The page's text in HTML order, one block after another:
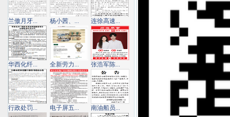
兰傲月牙... 杨小茜、... 连徐高速...
华西化纤... 全新劳力... 张浩军陈...
行政处罚... 电子屏五... 南油船员...